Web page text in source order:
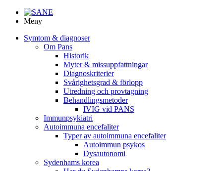
Meny
Symtom & diagnoser
Om Pans
Historik
Myter & missuppfattningar
Diagnoskriterier
Svårighetsgrad & förlopp
Utredning och provtagning
Behandlings­metoder
IVIG vid PANS
Immunpsykiatri
Autoimmuna encefaliter
Typer av autoimmuna encefaliter
Autoimmun psykos
Dysautonomi
Sydenhams korea